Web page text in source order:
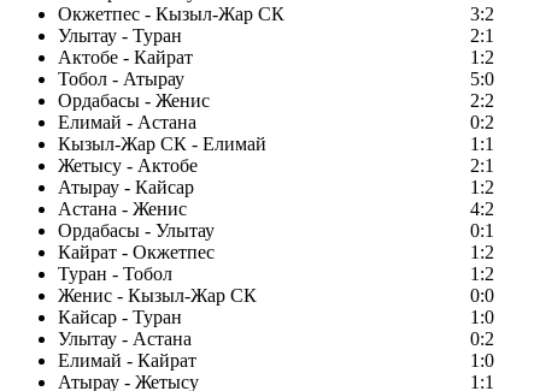
Окжетпес - Кызыл-Жар СК
3:2
Улытау - Туран
2:1
Актобе - Кайрат
1:2
Тобол - Атырау
5:0
Ордабасы - Женис
2:2
Елимай - Астана
0:2
Кызыл-Жар СК - Елимай
1:1
Жетысу - Актобе
2:1
Атырау - Кайсар
1:2
Астана - Женис
4:2
Ордабасы - Улытау
0:1
Кайрат - Окжетпес
1:2
Туран - Тобол
1:2
Женис - Кызыл-Жар СК
0:0
Кайсар - Туран
1:0
Улытау - Астана
0:2
Елимай - Кайрат
1:0
Атырау - Жетысу
1:1